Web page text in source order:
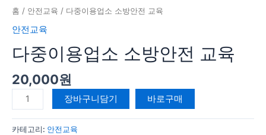
홈 / 안전교육 / 다중이용업소 소방안전 교육
안전교육
다중이용업소 소방안전 교육
20,000원
장바구니담기 바로구매
카테고리: 안전교육